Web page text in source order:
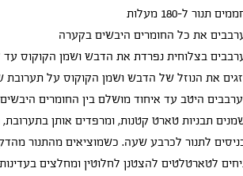
תנור ל-180 מעלות
את כל החומרים היבשים בקערה
בצלוחית נפרדת את הדבש ושמן הקוקוס עד
את הנוזל של הדבש ושמן הקוקוס על תערובת
היטב עד איחוד מושלם בין החומרים
תבניות טארט קטנות, ומרפדים אותן בתערובת,
לתנור לכרבע שעה. כשמוציאים מהתנור
לטארטלטים להצטנן לחלוטין ומחלצים